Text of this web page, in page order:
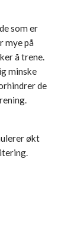
som er
mye på
å trene.
minske
de
økt